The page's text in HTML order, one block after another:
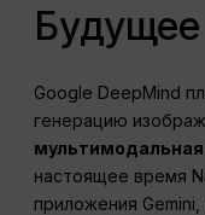
Google DeepMind
генерацию
настоящее время
приложения